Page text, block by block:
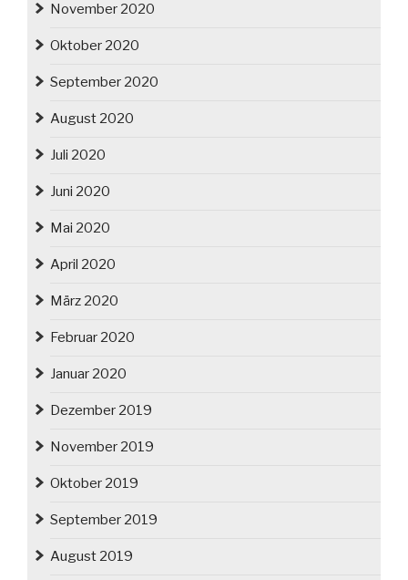
November 2020
Oktober 2020
September 2020
August 2020
Juli 2020
Juni 2020
Mai 2020
April 2020
März 2020
Februar 2020
Januar 2020
Dezember 2019
November 2019
Oktober 2019
September 2019
August 2019